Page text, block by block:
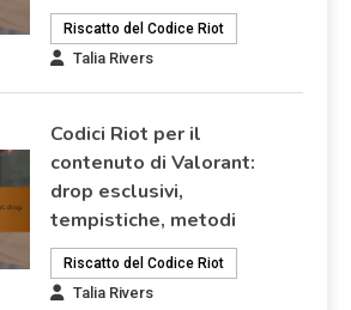
Riscatto del Codice Riot
Talia Rivers
Codici Riot per il
contenuto di Valorant:
drop esclusivi,
tempistiche, metodi
Riscatto del Codice Riot
Talia Rivers